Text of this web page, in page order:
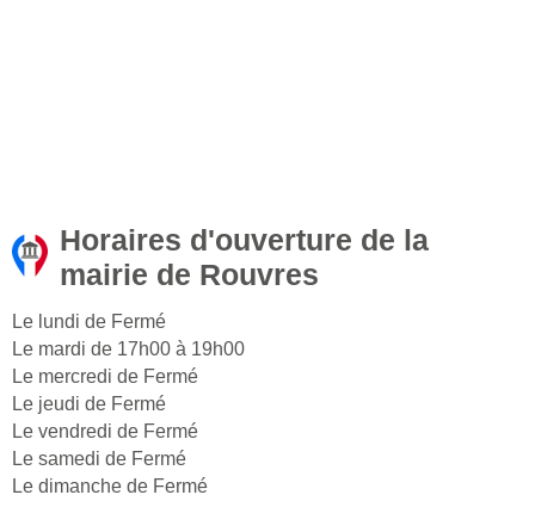
Horaires d'ouverture de la
mairie de Rouvres
Le lundi de Fermé
Le mardi de 17h00 à 19h00
Le mercredi de Fermé
Le jeudi de Fermé
Le vendredi de Fermé
Le samedi de Fermé
Le dimanche de Fermé